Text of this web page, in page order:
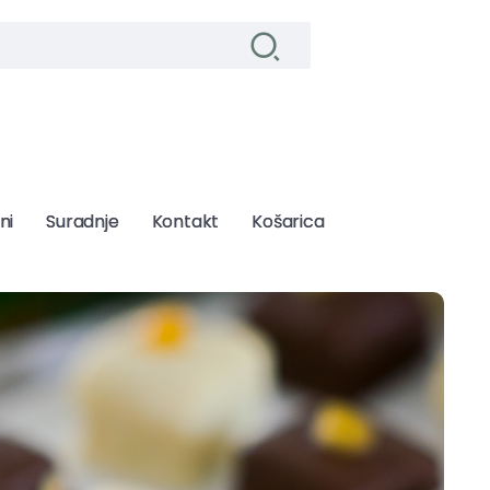
Suradnje Kontakt Košarica
Suradnje Kontakt Košarica